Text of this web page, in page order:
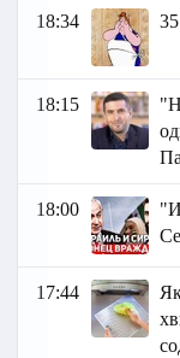
18:34
18:15
18:00
17:44